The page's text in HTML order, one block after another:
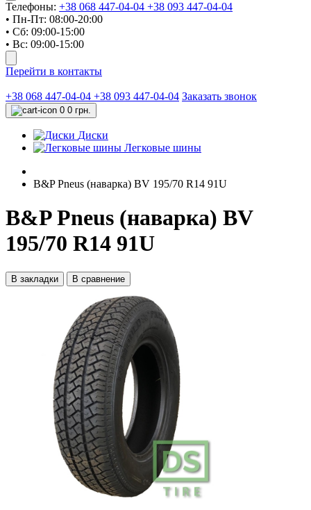
Телефоны: +38 068 447-04-04 +38 093 447-04-04
• Пн-Пт: 08:00-20:00
• Сб: 09:00-15:00
• Вс: 09:00-15:00
Перейти в контакты
+38 068 447-04-04 +38 093 447-04-04 Заказать звонок
0 0 грн.
Диски
Легковые шины
B&P Pneus (наварка) BV 195/70 R14 91U
B&P Pneus (наварка) BV
195/70 R14 91U
В закладки В сравнение